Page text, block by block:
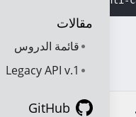
مقالات
قائمة الدروس
Legacy API v.1
GitHub